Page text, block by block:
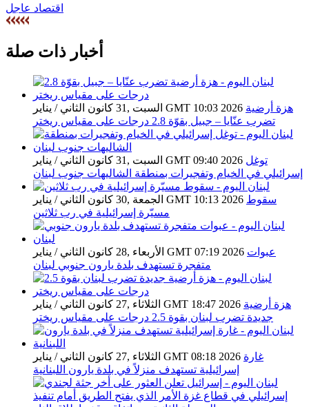
اقتصاد عاجل
أخبار ذات صلة
السبت ,31 كانون الثاني / يناير GMT 10:03 2026 هزة أرضية
تضرب عنّايا – جبيل بقوّة 2.8 درجات على مقياس ريختر
السبت ,31 كانون الثاني / يناير GMT 09:40 2026 توغل
إسرائيلي في الخيام وتفجيرات بمنطقة الشاليهات جنوب لبنان
الجمعة ,30 كانون الثاني / يناير GMT 10:13 2026 سقوط
مسيّرة إسرائيلية في رب ثلاثين
الأربعاء ,28 كانون الثاني / يناير GMT 07:19 2026 عبوات
متفجرة تستهدف بلدة يارون جنوبي لبنان
الثلاثاء ,27 كانون الثاني / يناير GMT 18:47 2026 هزة أرضية
جديدة تضرب لبنان بقوة 2.5 درجات على مقياس ريختر
الثلاثاء ,27 كانون الثاني / يناير GMT 08:18 2026 غارة
إسرائيلية تستهدف منزلاً في بلدة يارون اللبنانية